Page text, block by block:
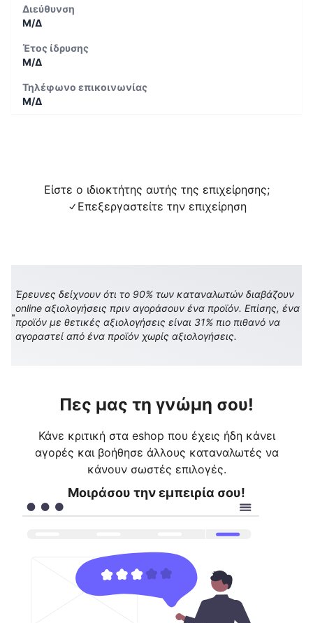
Διεύθυνση
Μ/Δ
Έτος ίδρυσης
Μ/Δ
Τηλέφωνο επικοινωνίας
Μ/Δ
Είστε ο ιδιοκτήτης αυτής της επιχείρησης;
Επεξεργαστείτε την επιχείρηση
Έρευνες δείχνουν ότι το 90% των καταναλωτών διαβάζουν
online αξιολογήσεις πριν αγοράσουν ένα προϊόν. Επίσης, ένα
προϊόν με θετικές αξιολογήσεις είναι 31% πιο πιθανό να
αγοραστεί από ένα προϊόν χωρίς αξιολογήσεις.
Πες μας τη γνώμη σου!
Κάνε κριτική στα eshop που έχεις ήδη κάνει
αγορές και βοήθησε άλλους καταναλωτές να
κάνουν σωστές επιλογές.
Μοιράσου την εμπειρία σου!